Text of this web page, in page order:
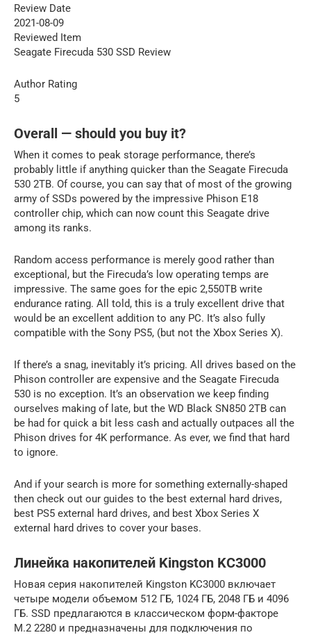
Review Date
2021-08-09
Reviewed Item
Seagate Firecuda 530 SSD Review
Author Rating
5
Overall — should you buy it?
When it comes to peak storage performance, there’s
probably little if anything quicker than the Seagate Firecuda
530 2TB. Of course, you can say that of most of the growing
army of SSDs powered by the impressive Phison E18
controller chip, which can now count this Seagate drive
among its ranks.
Random access performance is merely good rather than
exceptional, but the Firecuda’s low operating temps are
impressive. The same goes for the epic 2,550TB write
endurance rating. All told, this is a truly excellent drive that
would be an excellent addition to any PC. It’s also fully
compatible with the Sony PS5, (but not the Xbox Series X).
If there’s a snag, inevitably it’s pricing. All drives based on the
Phison controller are expensive and the Seagate Firecuda
530 is no exception. It’s an observation we keep finding
ourselves making of late, but the WD Black SN850 2TB can
be had for quick a bit less cash and actually outpaces all the
Phison drives for 4K performance. As ever, we find that hard
to ignore.
And if your search is more for something externally-shaped
then check out our guides to the best external hard drives,
best PS5 external hard drives, and best Xbox Series X
external hard drives to cover your bases.
Линейка накопителей Kingston KC3000
Новая серия накопителей Kingston KC3000 включает
четыре модели объемом 512 ГБ, 1024 ГБ, 2048 ГБ и 4096
ГБ. SSD предлагаются в классическом форм-факторе
M.2 2280 и предназначены для подключения по